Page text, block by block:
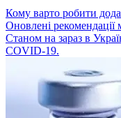
Кому варто робити
Оновлені рекомендації
Станом на зараз в
COVID-19.